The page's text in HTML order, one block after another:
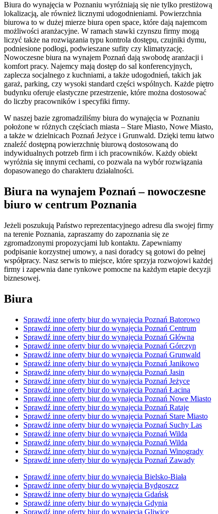
Biura do wynajęcia w Poznaniu wyróżniają się nie tylko prestiżową
lokalizacją, ale również licznymi udogodnieniami. Powierzchnia
biurowa to w dużej mierze biura open space, które dają najemcom
możliwości aranżacyjne. W ramach stawki czynszu firmy mogą
liczyć także na rozwiązania typu kontrola dostępu, czujniki dymu,
podniesione podłogi, podwieszane sufity czy klimatyzację.
Nowoczesne biura na wynajem Poznań dają swobodę aranżacji i
komfort pracy. Najemcy mają dostęp do sal konferencyjnych,
zaplecza socjalnego z kuchniami, a także udogodnień, takich jak
garaż, parking, czy wysoki standard części wspólnych. Każde piętro
budynku oferuje elastyczne przestrzenie, które można dostosować
do liczby pracowników i specyfiki firmy.
W naszej bazie zgromadziliśmy biura do wynajęcia w Poznaniu
położone w różnych częściach miasta – Stare Miasto, Nowe Miasto,
a także w dzielnicach Poznań Jeżyce i Grunwald. Dzięki temu łatwo
znaleźć dostępną powierzchnię biurową dostosowaną do
indywidualnych potrzeb firm i ich pracowników. Każdy obiekt
wyróżnia się innymi cechami, co pozwala na wybór rozwiązania
dopasowanego do charakteru działalności.
Biura na wynajem Poznań – nowoczesne
biuro w centrum Poznania
Jeżeli poszukują Państwo reprezentacyjnego adresu dla swojej firmy
na terenie Poznania, zapraszamy do zapoznania się ze
zgromadzonymi propozycjami lub kontaktu. Zapewniamy
podpisanie korzystnej umowy, a nasi doradcy są gotowi do pełnej
współpracy. Nasz serwis to miejsce, które sprzyja rozwojowi każdej
firmy i zapewnia dane rynkowe pomocne na każdym etapie decyzji
biznesowej.
Biura
Sprawdź inne oferty biur do wynajęcia Poznań Batorowo
Sprawdź inne oferty biur do wynajęcia Poznań Centrum
Sprawdź inne oferty biur do wynajęcia Poznań Główna
Sprawdź inne oferty biur do wynajęcia Poznań Górczyn
Sprawdź inne oferty biur do wynajęcia Poznań Grunwald
Sprawdź inne oferty biur do wynajęcia Poznań Janikowo
Sprawdź inne oferty biur do wynajęcia Poznań Jasin
Sprawdź inne oferty biur do wynajęcia Poznań Jeżyce
Sprawdź inne oferty biur do wynajęcia Poznań Łacina
Sprawdź inne oferty biur do wynajęcia Poznań Nowe Miasto
Sprawdź inne oferty biur do wynajęcia Poznań Rataje
Sprawdź inne oferty biur do wynajęcia Poznań Stare Miasto
Sprawdź inne oferty biur do wynajęcia Poznań Suchy Las
Sprawdź inne oferty biur do wynajęcia Poznań Wilda
Sprawdź inne oferty biur do wynajęcia Poznań Wilda
Sprawdź inne oferty biur do wynajęcia Poznań Winogrady
Sprawdź inne oferty biur do wynajęcia Poznań Zawady
Sprawdź inne oferty biur do wynajęcia Bielsko-Biała
Sprawdź inne oferty biur do wynajęcia Bydgoszcz
Sprawdź inne oferty biur do wynajęcia Gdańsk
Sprawdź inne oferty biur do wynajęcia Gdynia
Sprawdź inne oferty biur do wynajęcia Gliwice